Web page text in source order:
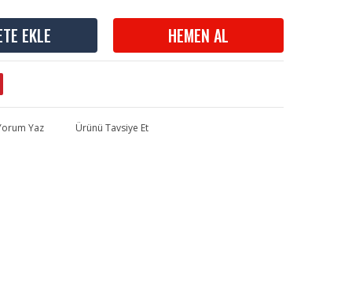
EKLE HEMEN AL
Yaz Ürünü Tavsiye Et